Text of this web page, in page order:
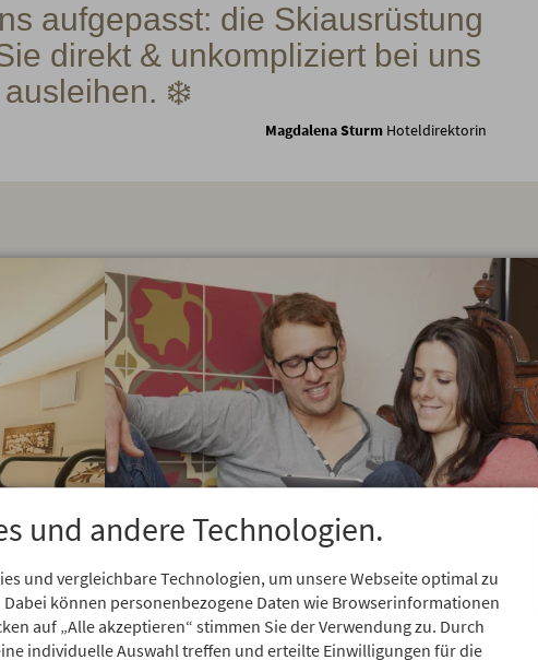
aufgepasst: die Skiausrüstung
direkt & unkompliziert bei uns
ausleihen. ❄️
Magdalena Sturm Hoteldirektorin
und andere Technologien.
und vergleichbare Technologien, um unsere Webseite optimal zu
können personenbezogene Daten wie Browserinformationen
auf „Alle akzeptieren“ stimmen Sie der Verwendung zu. Durch
individuelle Auswahl treffen und erteilte Einwilligungen für die